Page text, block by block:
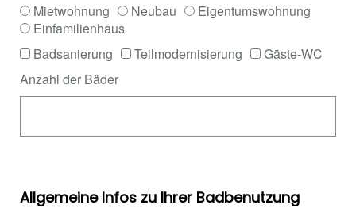
Mietwohnung Neubau
Eigentumswohnung
Einfamilienhaus
Badsanierung
Teilmodernisierung
Gäste-WC
Anzahl der Bäder
Allgemeine Infos zu Ihrer Badbenutzung